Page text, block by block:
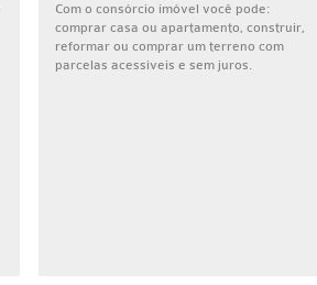
Com o consórcio imóvel você pode:
comprar casa ou apartamento, construir,
reformar ou comprar um terreno com
parcelas acessíveis e sem juros.